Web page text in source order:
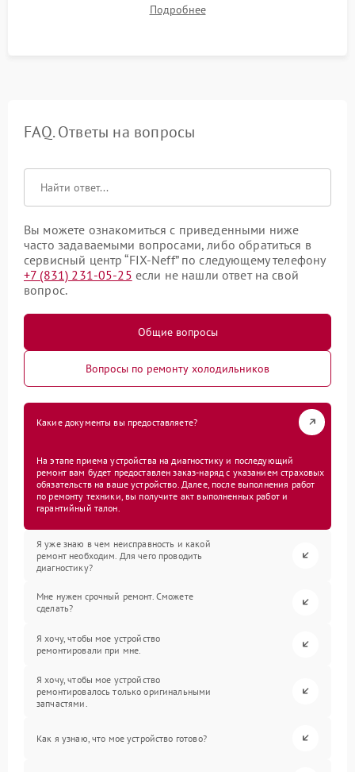
срабатывания системы автоматической оттайки.
Подробнее
FAQ. Ответы на вопросы
Вы можете ознакомиться с приведенными ниже
часто задаваемыми вопросами, либо обратиться в
сервисный центр “FIX-Neff” по следующему телефону
+7 (831) 231-05-25 если не нашли ответ на свой
вопрос.
Общие вопросы
Вопросы по ремонту холодильников
Какие документы вы предоставляете?
На этапе приема устройства на диагностику и последующий
ремонт вам будет предоставлен заказ-наряд с указанием страховых
обязательств на ваше устройство. Далее, после выполнения работ
по ремонту техники, вы получите акт выполненных работ и
гарантийный талон.
Я уже знаю в чем неисправность и какой
ремонт необходим. Для чего проводить
диагностику?
Мне нужен срочный ремонт. Сможете
сделать?
Я хочу, чтобы мое устройство
ремонтировали при мне.
Я хочу, чтобы мое устройство
ремонтировалось только оригинальными
запчастями.
Как я узнаю, что мое устройство готово?